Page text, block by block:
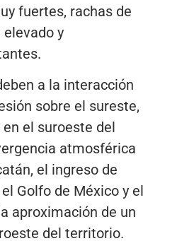
fuertes, rachas de
y
a la interacción
sobre el sureste,
el suroeste del
atmosférica
el ingreso de
Golfo de México y el
aproximación de un
del territorio.